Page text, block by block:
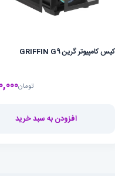
بود.
است.
کیس کامپیوتر گرین GRIFFIN G9
تومان
افزودن به سبد خرید